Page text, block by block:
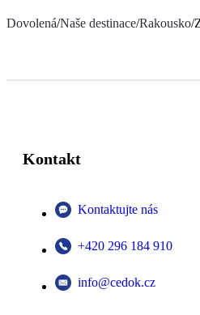
Dovolená/Naše destinace/Rakousko/
Kontakt
Kontaktujte nás
+420 296 184 910
info@cedok.cz